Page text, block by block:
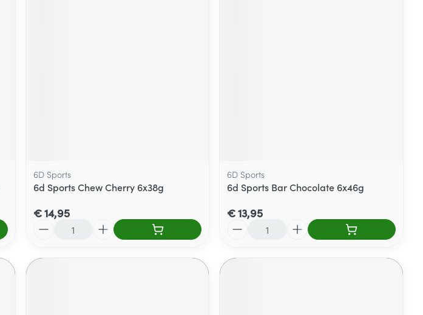
6D Sports
6d Sports Chew Cherry 6x38g
€ 14,95
6D Sports
6d Sports Bar Chocolate 6x46g
€ 13,95